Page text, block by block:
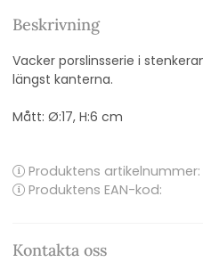
Beskrivning
Vacker porslinsserie i
längst kanterna.
Mått: Ø:17, H:6 cm
Produktens artikelnummer:
Produktens EAN-kod:
Kontakta oss